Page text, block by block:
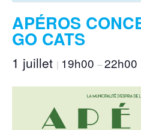
APÉROS
GO CATS
1 juillet | 19h00 –22h00